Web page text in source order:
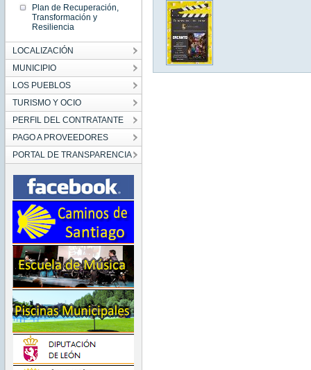
Plan de Recuperación,
Transformación y
Resiliencia
LOCALIZACIÓN
MUNICIPIO
LOS PUEBLOS
TURISMO Y OCIO
PERFIL DEL CONTRATANTE
PAGO A PROVEEDORES
PORTAL DE TRANSPARENCIA